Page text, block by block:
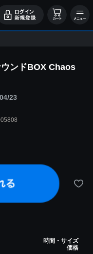
ウンドBOX Chaos
23
時間・サイズ
価格